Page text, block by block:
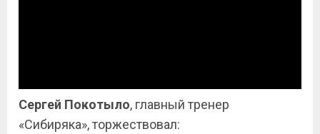
Сергей Покотыло, главный тренер
«Сибиряка», торжествовал: